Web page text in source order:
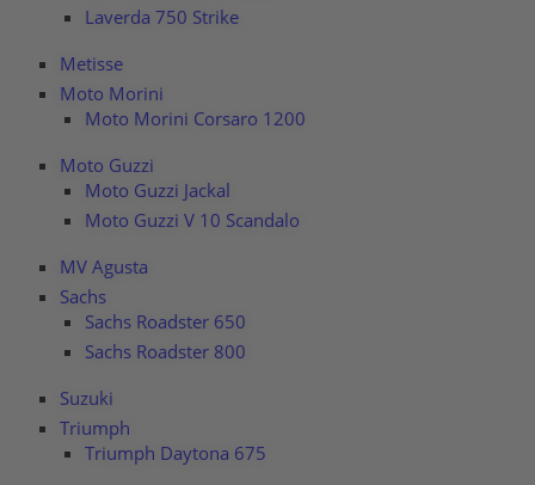
Laverda 750 Strike
Metisse
Moto Morini
Moto Morini Corsaro 1200
Moto Guzzi
Moto Guzzi Jackal
Moto Guzzi V 10 Scandalo
MV Agusta
Sachs
Sachs Roadster 650
Sachs Roadster 800
Suzuki
Triumph
Triumph Daytona 675